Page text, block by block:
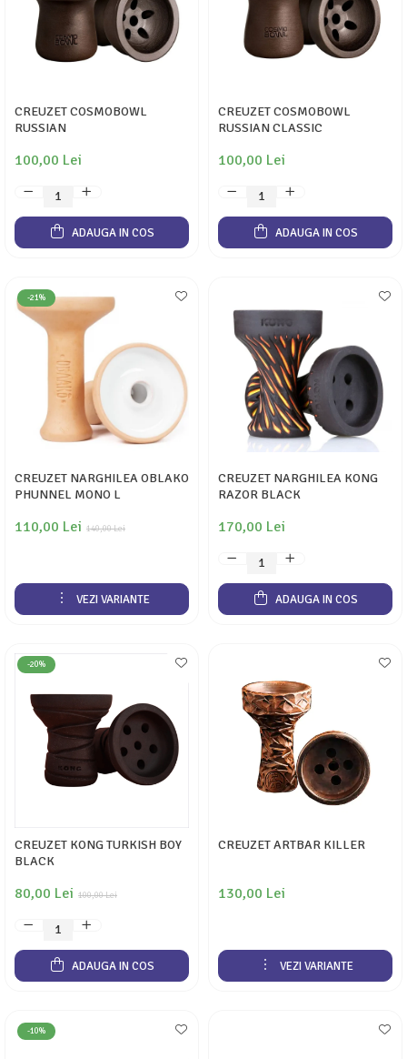
CREUZET COSMOBOWL
RUSSIAN
100,00 Lei
ADAUGA IN COS
CREUZET COSMOBOWL
RUSSIAN CLASSIC
100,00 Lei
ADAUGA IN COS
-21%
CREUZET NARGHILEA OBLAKO
PHUNNEL MONO L
140,00 Lei
110,00 Lei
VEZI VARIANTE
CREUZET NARGHILEA KONG
RAZOR BLACK
170,00 Lei
ADAUGA IN COS
-20%
CREUZET KONG TURKISH BOY
BLACK
100,00 Lei
80,00 Lei
ADAUGA IN COS
CREUZET ARTBAR KILLER
130,00 Lei
VEZI VARIANTE
-10%